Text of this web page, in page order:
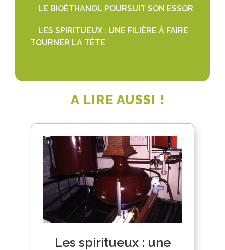
LE BIOÉTHANOL POURSUIT SON ESSOR
LES SPIRITUEUX : UNE FILIÈRE À FAIRE
TOURNER LA TÊTE
A LIRE AUSSI !
Les spiritueux : une